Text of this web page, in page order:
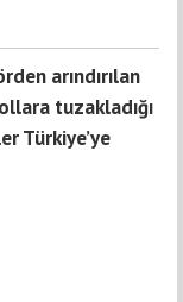
arındırılan
tuzakladığı
Türkiye’ye